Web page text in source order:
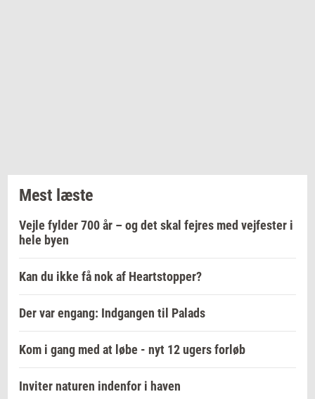
Mest læste
Vejle fylder 700 år – og det skal fejres med vejfester i
hele byen
Kan du ikke få nok af Heartstopper?
Der var engang: Indgangen til Palads
Kom i gang med at løbe - nyt 12 ugers forløb
Inviter naturen indenfor i haven